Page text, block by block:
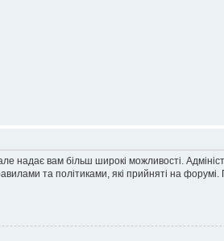
надає вам більш широкі можливості.
та політиками, які прийняті на